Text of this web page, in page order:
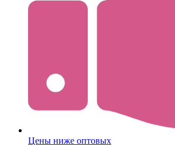
Цены ниже оптовых